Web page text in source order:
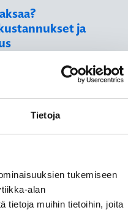
Tietoja
tukemiseen
alan
tietoja muihin tietoihin, joita
ja
aiheuttavat runsaasti
jää helposti piiloon.
tarkasti, jotta
tarvitsemansa hoito.
tarkastelemaan
jolla voidaan kattavasti